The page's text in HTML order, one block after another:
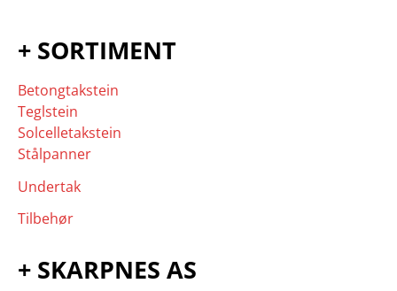
+ SORTIMENT
Betongtakstein
Teglstein
Solcelletakstein
Stålpanner
Undertak
Tilbehør
+ SKARPNES AS